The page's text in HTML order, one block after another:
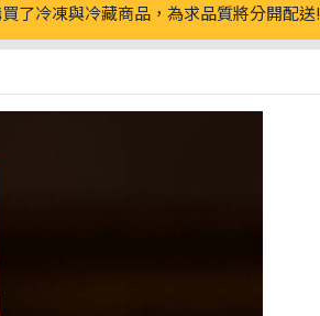
了冷凍與冷藏商品，為求品質將分開配送!